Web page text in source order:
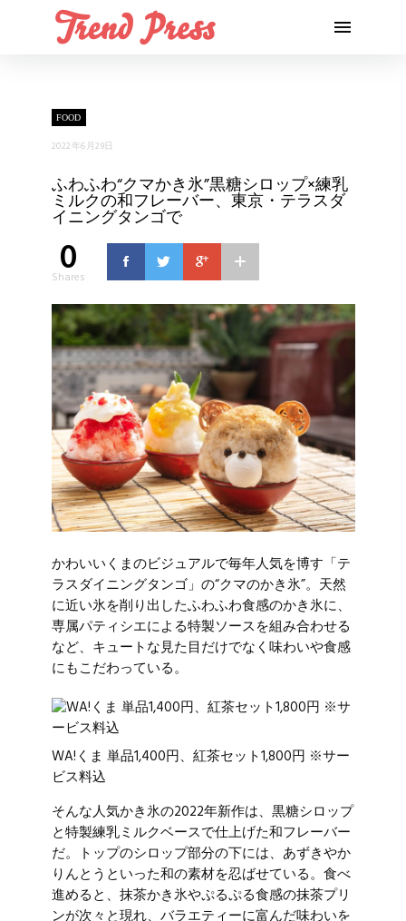
FOOD
2022年6月29日
ふわふわ“クマかき氷”黒糖シロップ×練乳
ミルクの和フレーバー、東京・テラスダ
イニングタンゴで
0
Shares
かわいいくまのビジュアルで毎年人気を博す「テ
ラスダイニングタンゴ」の“クマのかき氷”。天然
に近い氷を削り出したふわふわ食感のかき氷に、
専属パティシエによる特製ソースを組み合わせる
など、キュートな見た目だけでなく味わいや食感
にもこだわっている。
WA!くま 単品1,400円、紅茶セット1,800円 ※サー
ビス料込
そんな人気かき氷の2022年新作は、黒糖シロップ
と特製練乳ミルクベースで仕上げた和フレーバー
だ。トップのシロップ部分の下には、あずきやか
りんとうといった和の素材を忍ばせている。食べ
進めると、抹茶かき氷やぷるぷる食感の抹茶プリ
ンが次々と現れ、バラエティーに富んだ味わいを